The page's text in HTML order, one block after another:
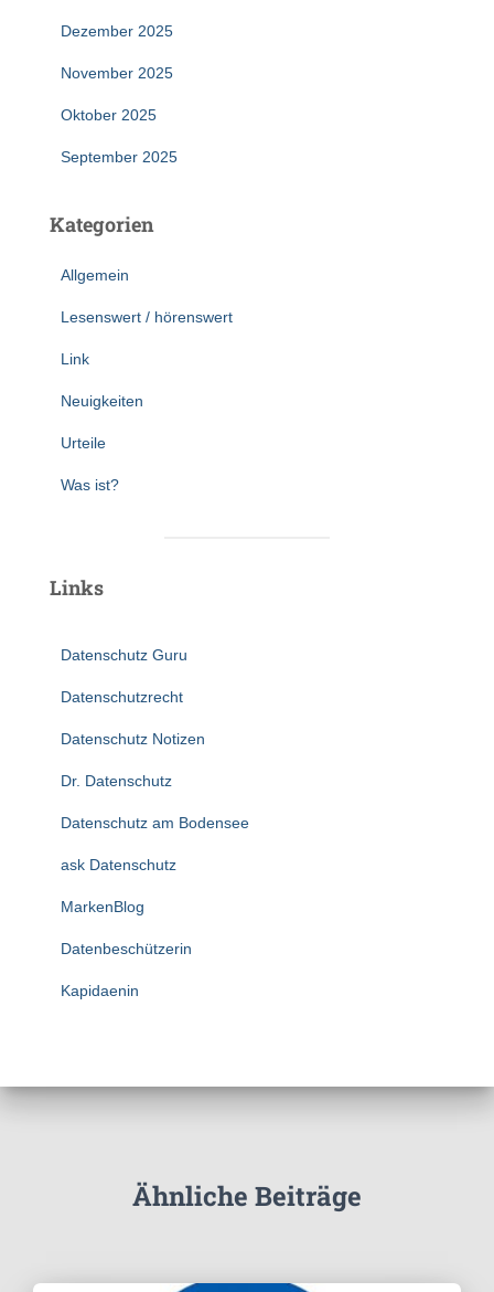
Dezember 2025
November 2025
Oktober 2025
September 2025
Kategorien
Allgemein
Lesenswert / hörenswert
Link
Neuigkeiten
Urteile
Was ist?
Links
Datenschutz Guru
Datenschutzrecht
Datenschutz Notizen
Dr. Datenschutz
Datenschutz am Bodensee
ask Datenschutz
MarkenBlog
Datenbeschützerin
Kapidaenin
Ähnliche Beiträge